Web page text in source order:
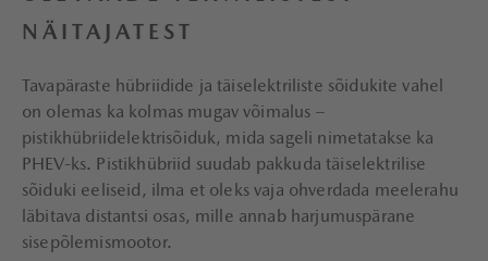
NÄITAJATEST
Tavapäraste hübriidide ja täiselektriliste sõidukite vahel
on olemas ka kolmas mugav võimalus –
pistikhübriidelektrisõiduk, mida sageli nimetatakse ka
PHEV-ks. Pistikhübriid suudab pakkuda täiselektrilise
sõiduki eeliseid, ilma et oleks vaja ohverdada meelerahu
läbitava distantsi osas, mille annab harjumuspärane
sisepõlemismootor.